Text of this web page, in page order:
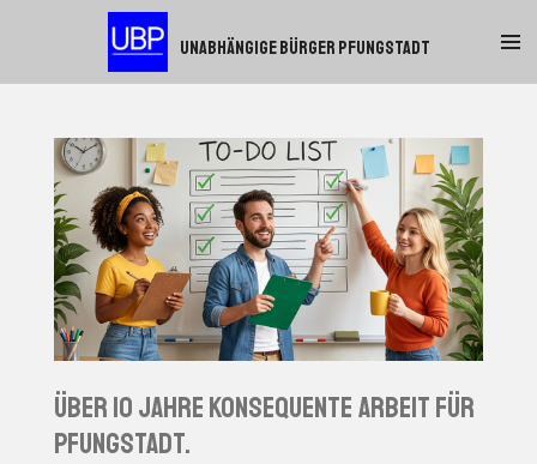
Hauptinhalt
springen
Unabhängige Bürger Pfungstadt
Über 10 Jahre konsequente Arbeit für
Pfungstadt.